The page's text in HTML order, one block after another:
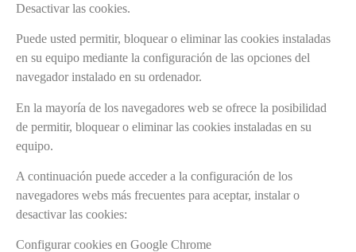
Desactivar las cookies.
Puede usted permitir, bloquear o eliminar las cookies instaladas
en su equipo mediante la configuración de las opciones del
navegador instalado en su ordenador.
En la mayoría de los navegadores web se ofrece la posibilidad
de permitir, bloquear o eliminar las cookies instaladas en su
equipo.
A continuación puede acceder a la configuración de los
navegadores webs más frecuentes para aceptar, instalar o
desactivar las cookies:
Configurar cookies en Google Chrome